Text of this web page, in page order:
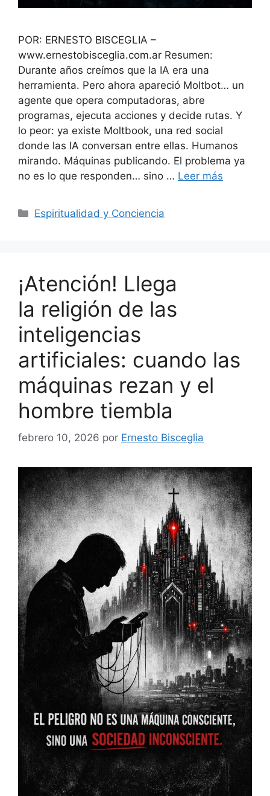
POR: ERNESTO BISCEGLIA –
www.ernestobisceglia.com.ar Resumen:
Durante años creímos que la IA era una
herramienta. Pero ahora apareció Moltbot… un
agente que opera computadoras, abre
programas, ejecuta acciones y decide rutas. Y
lo peor: ya existe Moltbook, una red social
donde las IA conversan entre ellas. Humanos
mirando. Máquinas publicando. El problema ya
no es lo que responden… sino … Leer más
Categorías
Espiritualidad y Conciencia
¡Atención! Llega
la religión de las
inteligencias
artificiales: cuando las
máquinas rezan y el
hombre tiembla
febrero 10, 2026 por Ernesto Bisceglia